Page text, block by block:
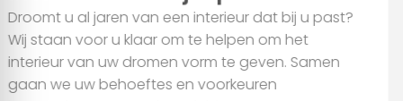
om ons websiteverkeer te analyseren. Ook delen we
informatie over uw gebruik van onze site met onze partners
voor social media, adverteren en analyse. Deze partners
kunnen deze gegevens combineren met andere informatie
die u aan ze heeft verstrekt of die ze hebben verzameld op
Droomt u al jaren van een interieur dat bij u past?
Wij staan voor u klaar om te helpen om het
interieur van uw dromen vorm te geven. Samen
gaan we uw behoeftes en voorkeuren